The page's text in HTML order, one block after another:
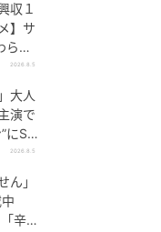
収１
】サ
らな
2026.8.5
大人
演で
にSN
2026.8.5
ん」
辛